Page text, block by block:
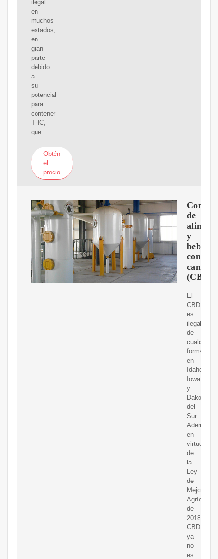
ilegal
en
muchos
estados,
en
gran
parte
debido
a
su
potencial
para
contener
THC,
que
Obtén
el
precio
de
y
bebidas
con
(CBD
El
CBD
es
ilegal
de
cualquier
forma
en
Idaho,
Iowa
y
Dakota
del
Sur.
Además,
en
virtud
de
la
Ley
de
Mejora
Agrícola
de
2018,
CBD
ya
no
es